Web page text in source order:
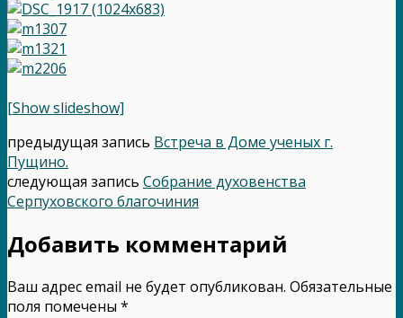
[Show slideshow]
предыдущая запись Встреча в Доме ученых г.
Пущино.
следующая запись Собрание духовенства
Серпуховского благочиния
Добавить комментарий
Ваш адрес email не будет опубликован. Обязательные
поля помечены *